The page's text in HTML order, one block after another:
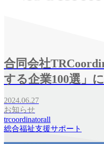
合同会社
する企業100選」
2024.06.27
お知らせ
trcoordinatorall
総合福祉支援サポート